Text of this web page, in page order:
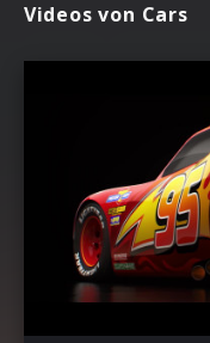
Videos von Cars